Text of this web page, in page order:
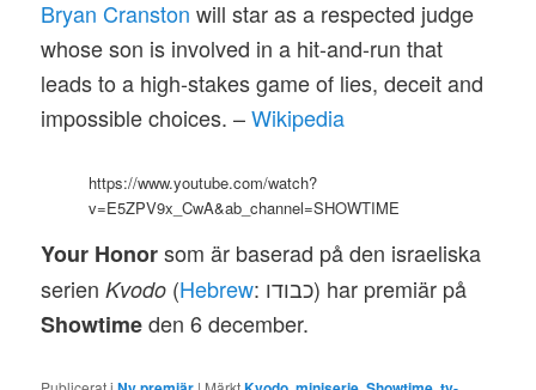
Bryan Cranston will star as a respected judge
whose son is involved in a hit-and-run that
leads to a high-stakes game of lies, deceit and
impossible choices. –Wikipedia
https://www.youtube.com/watch?
v=E5ZPV9x_CwA&ab_channel=SHOWTIME
Your Honorsom är baserad på den israeliska
serienKvodo (Hebrew
: כבודו‎) har premiär på
Showtimeden 6 december.